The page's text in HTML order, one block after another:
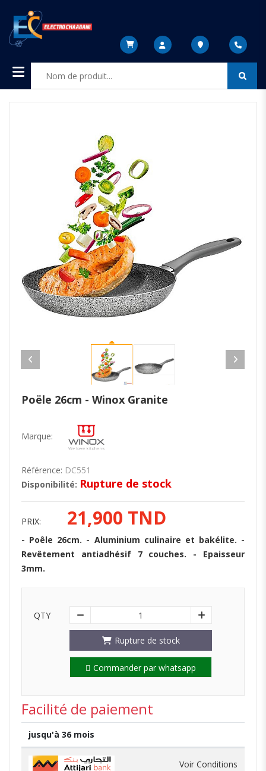
Poële 26cm - Winox Granite
Marque:
Référence: DC551
Disponibilité: Rupture de stock
PRIX: 21,900 TND
- Poêle 26cm. - Aluminium culinaire et bakélite. -
Revêtement antiadhésif 7 couches. - Epaisseur
3mm.
QTY 1
Rupture de stock
Commander par whatsapp
Facilité de paiement
jusqu'à 36 mois
Voir Conditions